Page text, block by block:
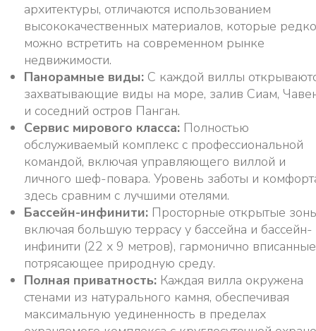
архитектуры, отличаются использованием
высококачественных материалов, которые редко
можно встретить на современном рынке
недвижимости.
Панорамные виды: С каждой виллы
захватывающие виды на море, залив Сиам,
и соседний остров Панган.
Сервис мирового класса: Полностью
обслуживаемый комплекс с профессиональной
командой, включая управляющего виллой и
личного шеф-повара. Уровень заботы и
здесь сравним с лучшими отелями.
Бассейн-инфинити: Просторные открытые
включая большую террасу у бассейна и бассейн-
инфинити (22 х 9 метров), гармонично
потрясающее природную среду.
Полная приватность: Каждая вилла окружена
стенами из натурального камня, обеспечивая
максимальную уединенность в пределах